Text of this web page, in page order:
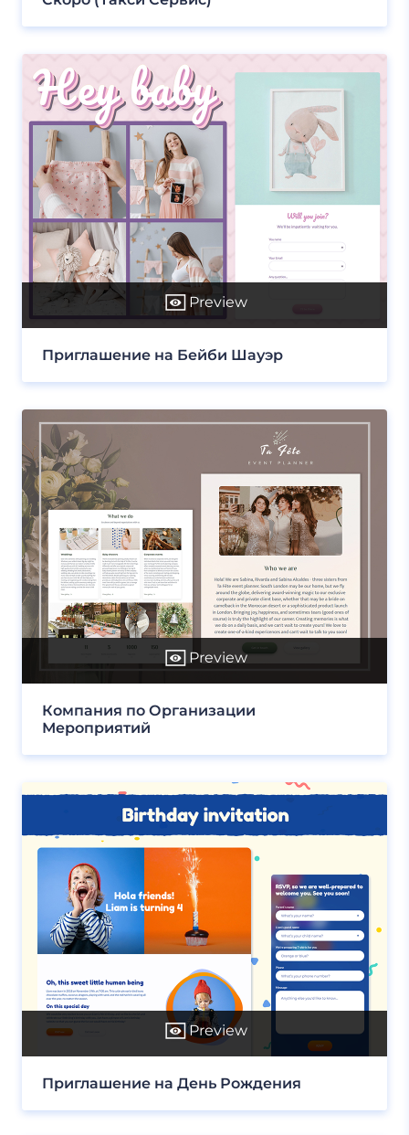
Preview
Приглашение на Бейби Шауэр
Preview
Компания по Организации
Мероприятий
Preview
Приглашение на День Рождения